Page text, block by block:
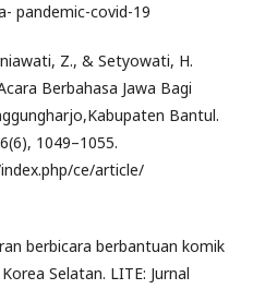
pandemic-covid-19
Z., & Setyowati, H.
Berbahasa Jawa Bagi
Bantul.
1049–1055.
ce/article/
berbicara berbantuan komik
Selatan. LITE: Jurnal